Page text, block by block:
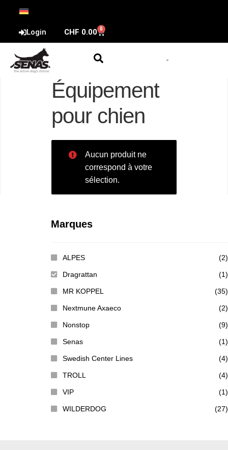
Login CHF 0.00 0
Équipement
pour chien
Aucun produit ne
correspond à votre
sélection.
Marques
ALPES (2)
Dragrattan (1)
MR KOPPEL (35)
Nextmune Axaeco (2)
Nonstop (9)
Senas (1)
Swedish Center Lines (4)
TROLL (4)
VIP (1)
WILDERDOG (27)